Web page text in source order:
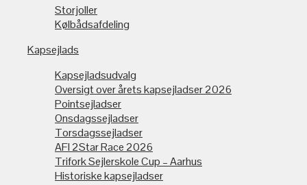
Storjoller
Kølbådsafdeling
Kapsejlads
Kapsejladsudvalg
Oversigt over årets kapsejladser 2026
Pointsejladser
Onsdagssejladser
Torsdagssejladser
AFI 2Star Race 2026
Trifork Sejlerskole Cup – Aarhus
Historiske kapsejladser